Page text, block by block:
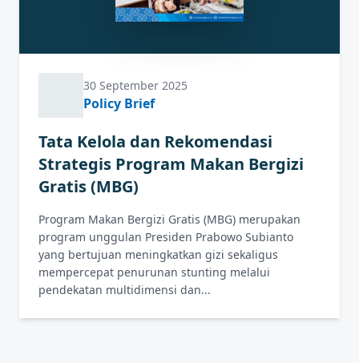
30 September 2025
Policy Brief
Tata Kelola dan Rekomendasi
Strategis Program Makan Bergizi
Gratis (MBG)
Program Makan Bergizi Gratis (MBG) merupakan
program unggulan Presiden Prabowo Subianto
yang bertujuan meningkatkan gizi sekaligus
mempercepat penurunan stunting melalui
pendekatan multidimensi dan...